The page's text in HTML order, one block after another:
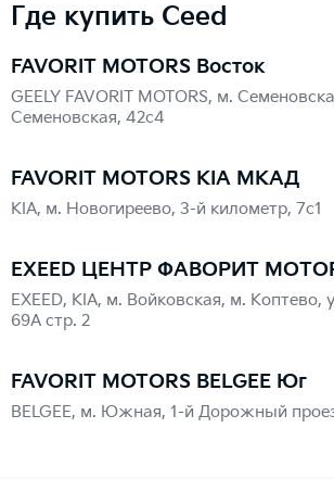
Где купить Ceed
FAVORIT MOTORS Восток
GEELY FAVORIT MOTORS, м.
Семеновская, 42с4
FAVORIT MOTORS KIA МКАД
KIA, м. Новогиреево, 3-й километр, 7с1
EXEED ЦЕНТР ФАВОРИТ
EXEED, KIA, м. Войковская, м. Коптево, ул. Коптевская,
69А стр. 2
FAVORIT MOTORS BELGEE Юг
BELGEE, м. Южная, 1-й Дорожный